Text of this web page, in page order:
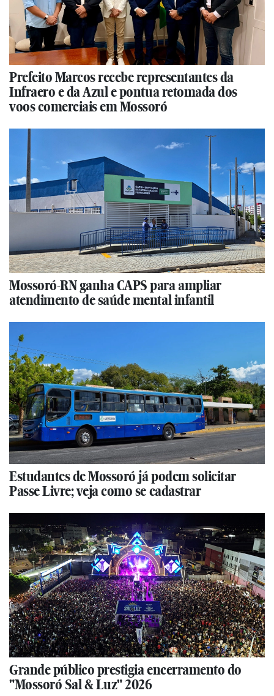
Prefeito Marcos recebe representantes da
Infraero e da Azul e pontua retomada dos
voos comerciais em Mossoró
Mossoró-RN ganha CAPS para ampliar
atendimento de saúde mental infantil
Estudantes de Mossoró já podem solicitar
Passe Livre; veja como se cadastrar
Grande público prestigia encerramento do
"Mossoró Sal & Luz" 2026